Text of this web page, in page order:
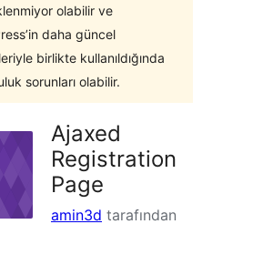
olabilir ve
daha güncel
birlikte kullanıldığında
sorunları olabilir.
Ajaxed
Registration
Page
amin3d tarafından